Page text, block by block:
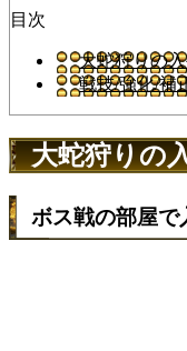
目次
大蛇狩りの
戦技/強化/補
大蛇狩りの
ボス戦の部屋で